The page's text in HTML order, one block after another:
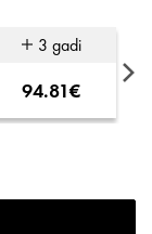
3 gadi
94.81€